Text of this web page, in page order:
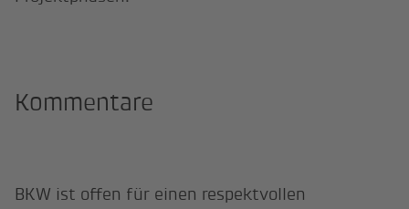
Kommentare
BKW ist offen für einen respektvollen